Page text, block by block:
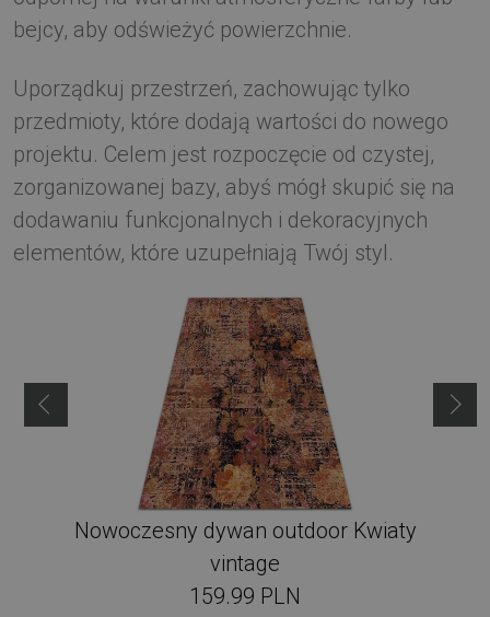
bejcy, aby odświeżyć powierzchnie.
Uporządkuj przestrzeń, zachowując tylko
przedmioty, które dodają wartości do nowego
projektu. Celem jest rozpoczęcie od czystej,
zorganizowanej bazy, abyś mógł skupić się na
dodawaniu funkcjonalnych i dekoracyjnych
elementów, które uzupełniają Twój styl.
Nowoczesny dywan outdoor Kwiaty
vintage
159.99 PLN